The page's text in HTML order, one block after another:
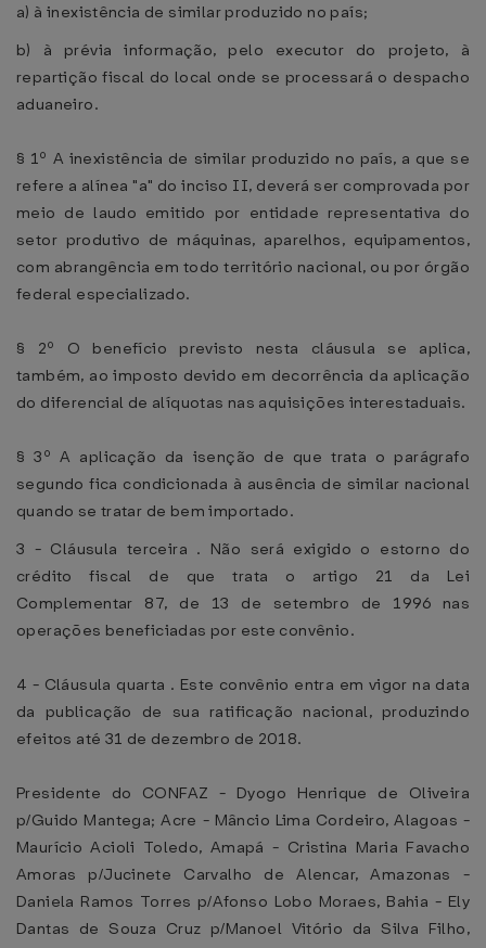
a) à inexistência de similar produzido no país;
b) à prévia informação, pelo executor do projeto, à
repartição fiscal do local onde se processará o despacho
aduaneiro.
§ 1º A inexistência de similar produzido no país, a que se
refere a alínea "a" do inciso II, deverá ser comprovada por
meio de laudo emitido por entidade representativa do
setor produtivo de máquinas, aparelhos, equipamentos,
com abrangência em todo território nacional, ou por órgão
federal especializado.
§ 2º O benefício previsto nesta cláusula se aplica,
também, ao imposto devido em decorrência da aplicação
do diferencial de alíquotas nas aquisições interestaduais.
§ 3º A aplicação da isenção de que trata o parágrafo
segundo fica condicionada à ausência de similar nacional
quando se tratar de bem importado.
3 - Cláusula terceira . Não será exigido o estorno do
crédito fiscal de que trata o artigo 21 da Lei
Complementar 87, de 13 de setembro de 1996 nas
operações beneficiadas por este convênio.
4 - Cláusula quarta . Este convênio entra em vigor na data
da publicação de sua ratificação nacional, produzindo
efeitos até 31 de dezembro de 2018.
Presidente do CONFAZ - Dyogo Henrique de Oliveira
p/Guido Mantega; Acre - Mâncio Lima Cordeiro, Alagoas -
Maurício Acioli Toledo, Amapá - Cristina Maria Favacho
Amoras p/Jucinete Carvalho de Alencar, Amazonas -
Daniela Ramos Torres p/Afonso Lobo Moraes, Bahia - Ely
Dantas de Souza Cruz p/Manoel Vitório da Silva Filho,